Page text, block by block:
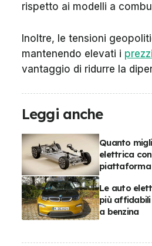
rispetto ai modelli a
Inoltre, le tensioni
mantenendo elevati i
vantaggio di ridurre la
Leggi anche
Quanto
elettrica
piattaforma
Le auto
più
a benzina